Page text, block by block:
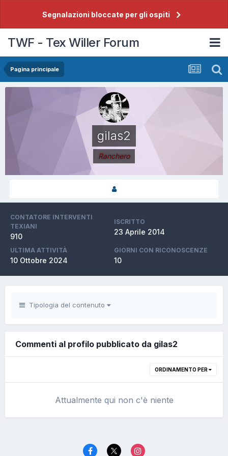
Segnalazioni bloccate per gli ospiti
TWF - Tex Willer Forum
Pagina principale
gilas2
Ranchero
CONTATORE INTERVENTI
TEXIANI
910
ISCRITTO
23 Aprile 2014
ULTIMA ATTIVITÀ
10 Ottobre 2024
GIORNI CON RICONOSCENZE
10
Tipologia del contenuto
Commenti al profilo pubblicato da gilas2
ORDINAMENTO PER
Attualmente qui non c'è niente